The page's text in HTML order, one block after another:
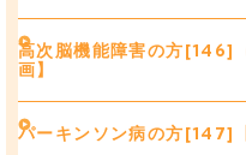
高次脳機能障害の方[146]
画】
パーキンソン病の方[147]